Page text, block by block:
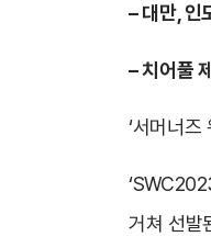
– 대만, 인
– 치어풀
‘서머너
거쳐 선발